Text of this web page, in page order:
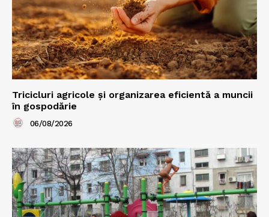
Tricicluri agricole și organizarea eficientă a muncii
în gospodărie
06/08/2026